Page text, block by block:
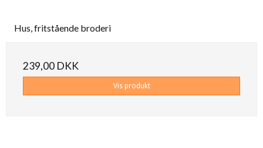
Hus, fritstående broderi
239,00 DKK
Vis produkt